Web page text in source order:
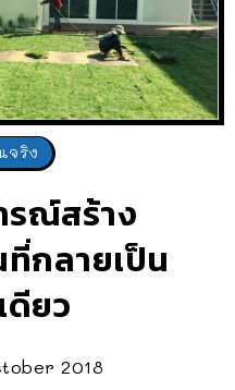
จริง
รณ์สร้าง
กลายเป็น
ดียว
2018